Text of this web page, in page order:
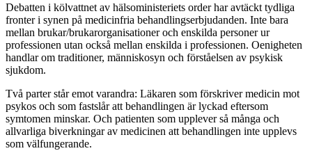
Debatten i kölvattnet av hälsoministeriets order har avtäckt tydliga
fronter i synen på medicinfria behandlingserbjudanden. Inte bara
mellan brukar/brukarorganisationer och enskilda personer ur
professionen utan också mellan enskilda i professionen. Oenigheten
handlar om traditioner, människosyn och förståelsen av psykisk
sjukdom.
Två parter står emot varandra: Läkaren som förskriver medicin mot
psykos och som fastslår att behandlingen är lyckad eftersom
symtomen minskar. Och patienten som upplever så många och
allvarliga biverkningar av medicinen att behandlingen inte upplevs
som välfungerande.